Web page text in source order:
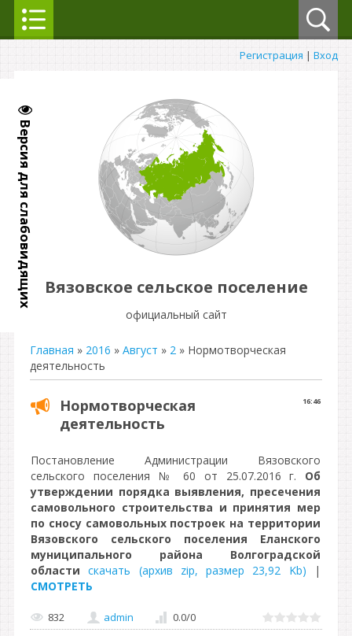
Версия для слабовидящих
Регистрация | Вход
Вязовское сельское поселение
официальный сайт
Главная » 2016 » Август » 2 » Нормотворческая
деятельность
16:46
Нормотворческая
деятельность
Постановление Администрации Вязовского
сельского поселения № 60 от 25.07.2016 г. Об
утверждении порядка выявления, пресечения
самовольного строительства и принятия мер
по сносу самовольных построек на территории
Вязовского сельского поселения Еланского
муниципального района Волгоградской
области скачать (архив zip, размер 23,92 Kb) |
СМОТРЕТЬ
832 admin 0.0/0